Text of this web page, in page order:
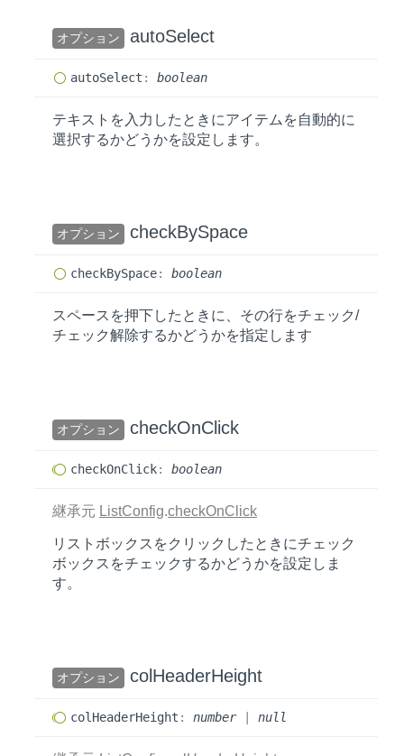
オプション autoSelect
autoSelect : boolean
テキストを入力したときにアイテムを自動的に
選択するかどうかを設定します。
オプション checkBySpace
checkBySpace: boolean
スペースを押下したときに、その行をチェック/
チェック解除するかどうかを指定します
オプション checkOnClick
checkOnClick: boolean
継承元 ListConfig.checkOnClick
リストボックスをクリックしたときにチェック
ボックスをチェックするかどうかを設定しま
す。
オプション col HeaderHeight
col HeaderHeight : number| null